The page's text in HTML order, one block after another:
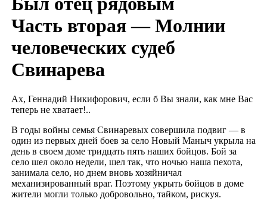
Часть вторая — Молнии
человеческих судеб
Свинарева
Ах, Геннадий Никифорович, если б Вы знали, как мне Вас
теперь не хватает!..
В годы войны семья Свинаревых совершила подвиг — в
один из первых дней боев за село Новый Маныч укрыла на
день в своем доме тридцать пять наших бойцов. Бой за
село шел около недели, шел так, что ночью наша пехота,
занимала село, но днем вновь хозяйничал
механизированный враг. Поэтому укрыть бойцов в доме
жители могли только добровольно, тайком, рискуя.